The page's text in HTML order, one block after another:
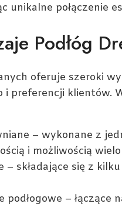
unikalne połączenie
Podłóg
oferuje szeroki
i preferencji klientów.
– wykonane z
i możliwością
– składające się z
podłogowe –